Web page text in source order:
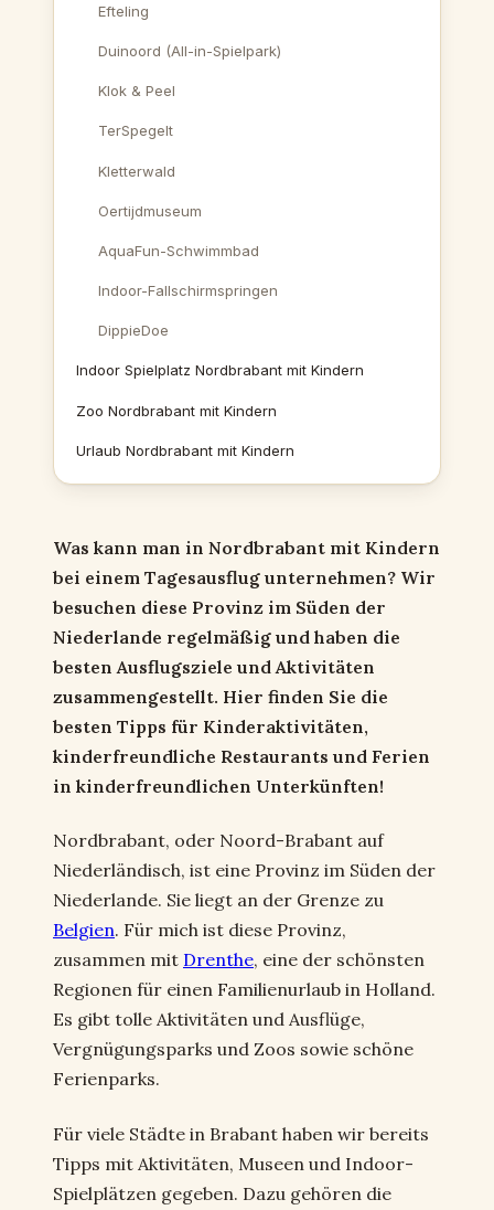
Efteling
Duinoord (All-in-Spielpark)
Klok & Peel
TerSpegelt
Kletterwald
Oertijdmuseum
AquaFun-Schwimmbad
Indoor-Fallschirmspringen
DippieDoe
Indoor Spielplatz Nordbrabant mit Kindern
Zoo Nordbrabant mit Kindern
Urlaub Nordbrabant mit Kindern
Was kann man in Nordbrabant mit Kindern
bei einem Tagesausflug unternehmen? Wir
besuchen diese Provinz im Süden der
Niederlande regelmäßig und haben die
besten Ausflugsziele und Aktivitäten
zusammengestellt. Hier finden Sie die
besten Tipps für Kinderaktivitäten,
kinderfreundliche Restaurants und Ferien
in kinderfreundlichen Unterkünften!
Nordbrabant, oder Noord-Brabant auf
Niederländisch, ist eine Provinz im Süden der
Niederlande. Sie liegt an der Grenze zu
Belgien. Für mich ist diese Provinz,
zusammen mit Drenthe, eine der schönsten
Regionen für einen Familienurlaub in Holland.
Es gibt tolle Aktivitäten und Ausflüge,
Vergnügungsparks und Zoos sowie schöne
Ferienparks.
Für viele Städte in Brabant haben wir bereits
Tipps mit Aktivitäten, Museen und Indoor-
Spielplätzen gegeben. Dazu gehören die